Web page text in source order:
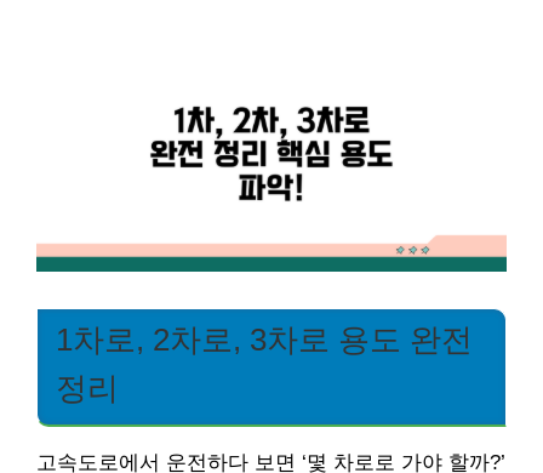
1차로, 2차로, 3차로 용도 완전
정리
고속도로에서 운전하다 보면 ‘몇 차로로 가야 할까?’